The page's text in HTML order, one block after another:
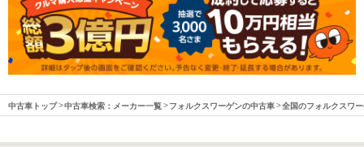
中古車トップ 中古車検索：メーカー一覧 フォルクスワーゲンの中古車 全国のフォルクスワ